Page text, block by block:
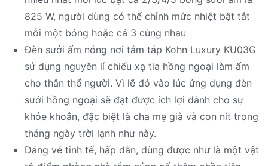
825 W, người dùng có thể chỉnh mức nhiệt bật tắt
mỗi một bóng hoặc cả 3 cùng nhau
Đèn sưởi ấm nóng nơi tắm táp Kohn Luxury KU03G
sử dụng nguyên lí chiếu xạ tia hồng ngoại làm ấm
cho thân thể người. Vì lẽ đó vào lúc ứng dụng đèn
sưởi hồng ngoại sẽ đạt được ích lợi dành cho sự
khỏe khoắn, đặc biệt là cha mẹ già và con nít trong
tháng ngày trời lạnh như này.
Dáng vẻ tinh tế, hấp dẫn, dùng được như là một vật